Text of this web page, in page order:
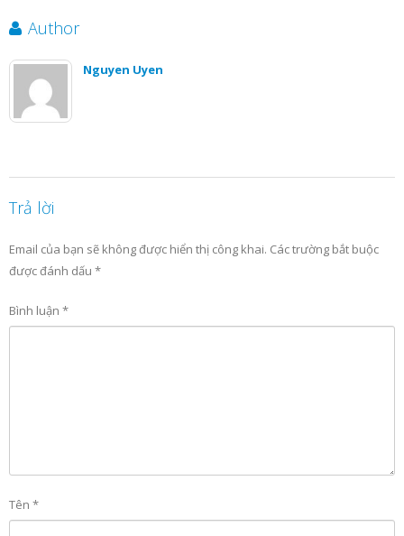
Author
Nguyen Uyen
Trả lời
Email của bạn sẽ không được hiển thị công khai. Các trường bắt buộc
được đánh dấu *
Bình luận *
Tên *